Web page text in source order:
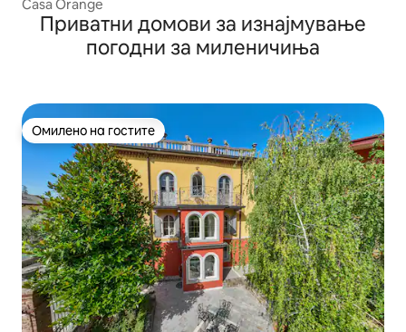
Casa Orange
Приватни домови за изнајмување
погодни за миленичиња
Омилено на гостите
Омилено на гостите